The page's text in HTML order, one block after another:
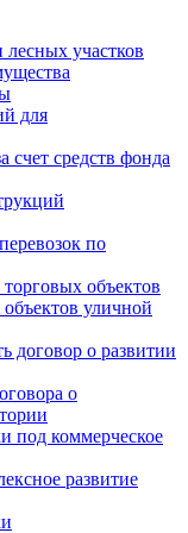
участков
для
счет средств фонда
по
объектов
уличной
договор о развитии
о
под коммерческое
развитие